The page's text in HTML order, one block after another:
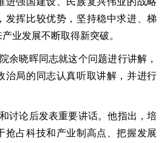
发挥比较优势，坚持稳中求进、梯
业发展不断取得新突破。
晓晖同志就这个问题进行讲解，
治局的同志认真听取讲解，并进行
论后发表重要讲话。他指出，培
抢占科技和产业制高点、把握发展